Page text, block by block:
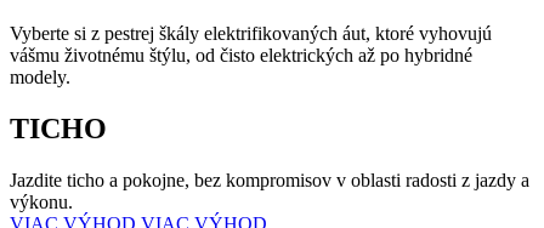
Vyberte si z pestrej škály elektrifikovaných áut, ktoré vyhovujú
vášmu životnému štýlu, od čisto elektrických až po hybridné
modely.
TICHO
Jazdite ticho a pokojne, bez kompromisov v oblasti radosti z jazdy a
výkonu.